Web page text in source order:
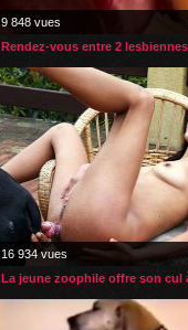
9 848 vues
16 934 vues